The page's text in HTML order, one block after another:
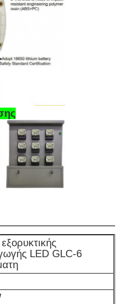
φως
ρεύματος ενεργειακής
LED GLC-6